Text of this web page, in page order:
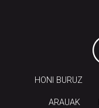
HONI BURUZ
ARAUAK